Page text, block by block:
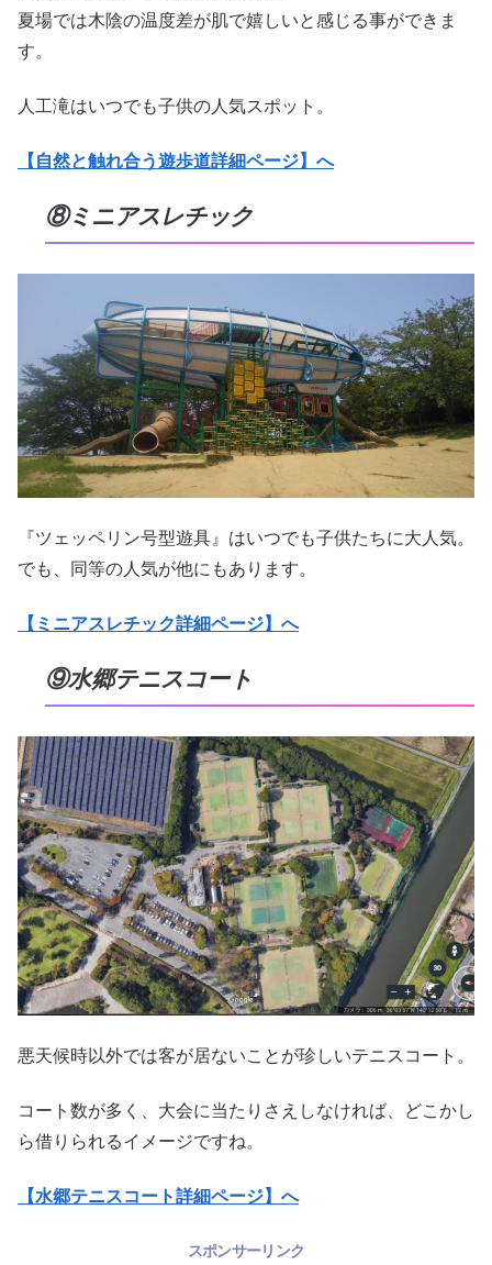
夏場では木陰の温度差が肌で嬉しいと感じる事ができま
す。
人工滝はいつでも子供の人気スポット。
【自然と触れ合う遊歩道詳細ページ】へ
⑧ミニアスレチック
『ツェッペリン号型遊具』はいつでも子供たちに大人気。
でも、同等の人気が他にもあります。
【ミニアスレチック詳細ページ】へ
⑨水郷テニスコート
悪天候時以外では客が居ないことが珍しいテニスコート。
コート数が多く、大会に当たりさえしなければ、どこかし
ら借りられるイメージですね。
【水郷テニスコート詳細ページ】へ
スポンサーリンク